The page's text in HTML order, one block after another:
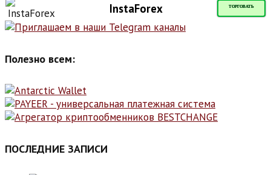
InstaForex ТОРГОВАТЬ
Полезно всем:
ПОСЛЕДНИЕ ЗАПИСИ